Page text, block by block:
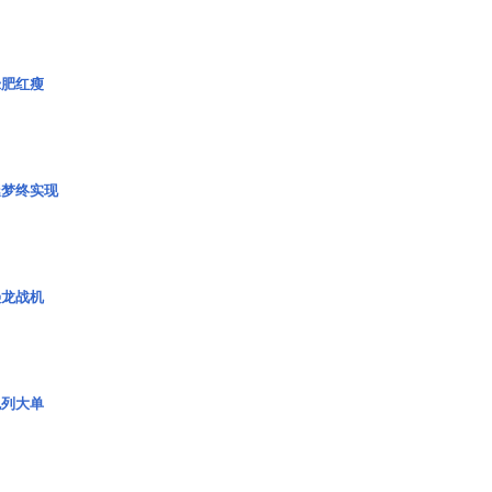
红瘦
终实现
战机
大单